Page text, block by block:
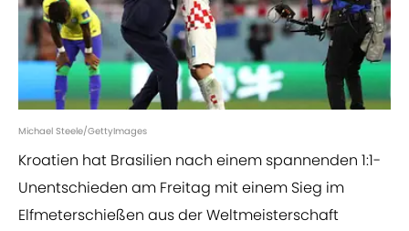
Michael Steele/GettyImages
Kroatien hat Brasilien nach einem spannenden 1:1-
Unentschieden am Freitag mit einem Sieg im
Elfmeterschießen aus der Weltmeisterschaft